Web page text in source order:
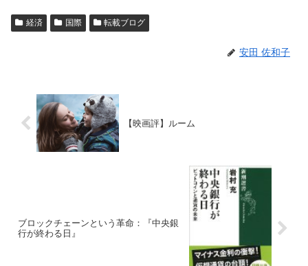
経済 国際 転載ブログ
安田 佐和子
【映画評】ルーム
ブロックチェーンという革命：『中央銀
行が終わる日』